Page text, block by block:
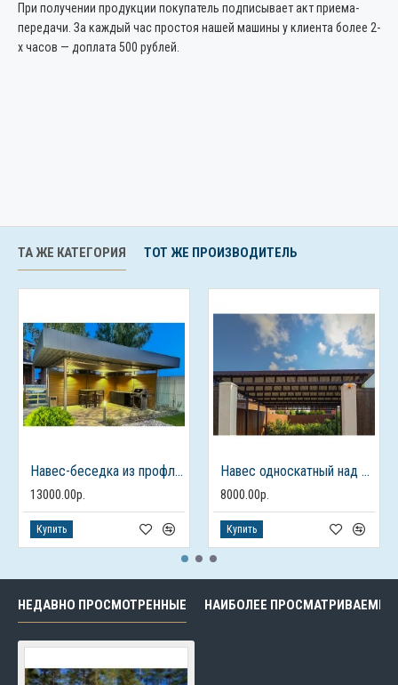
При получении продукции покупатель подписывает акт приема-
передачи. За каждый час простоя нашей машины у клиента более 2-
х часов — доплата 500 рублей.
ТА ЖЕ КАТЕГОРИЯ ТОТ ЖЕ ПРОИЗВОДИТЕЛЬ
Навес-беседка из профлиста с фризом
13000.00р.
Купить
Навес односкатный над парковкой
8000.00р.
Купить
НЕДАВНО ПРОСМОТРЕННЫЕ НАИБОЛЕЕ ПРОСМАТРИВАЕМЫЕ